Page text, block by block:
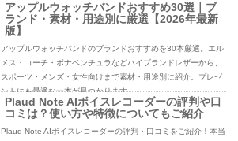
アップルウォッチバンドおすすめ30選｜ブ
ランド・素材・用途別に厳選【2026年最新
版】
アップルウォッチバンドのブランドおすすめを30本厳選。エル
メス・コーチ・ボナベンチュラなどハイブランドレザーから、
スポーツ・メンズ・女性向けまで素材・用途別に紹介。プレゼ
ントにも最適な一本が見つかります。
Plaud Note AIボイスレコーダーの評判や口
コミは？使い方や特徴についてもご紹介
Plaud Note AIボイスレコーダーの評判・口コミをご紹介！本当